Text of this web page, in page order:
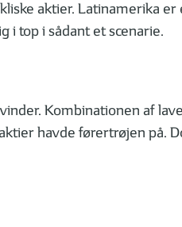
aktier. Latinamerika er
i top i sådant et scenarie.
Kombinationen af
havde førertrøjen på.